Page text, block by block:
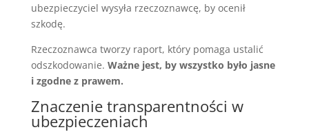
ubezpieczyciel wysyła rzeczoznawcę, by ocenił
szkodę.
Rzeczoznawca tworzy raport, który pomaga ustalić
odszkodowanie. Ważne jest, by wszystko było jasne
i zgodne z prawem.
Znaczenie transparentności w
ubezpieczeniach